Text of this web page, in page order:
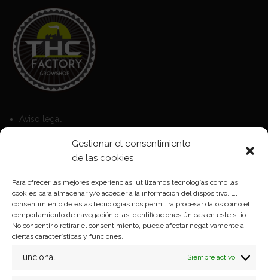
Gestionar el consentimiento
de las cookies
Para ofrecer las mejores experiencias, utilizamos tecnologías como las
cookies para almacenar y/o acceder a la información del dispositivo. El
consentimiento de estas tecnologías nos permitirá procesar datos como el
comportamiento de navegación o las identificaciones únicas en este sitio.
No consentir o retirar el consentimiento, puede afectar negativamente a
ciertas características y funciones.
Funcional Siempre activo
Aviso legal
Política de Cookies
Política de privacidad
Formas de pago
Plazos y condiciones de envio
Politica de devoluciones